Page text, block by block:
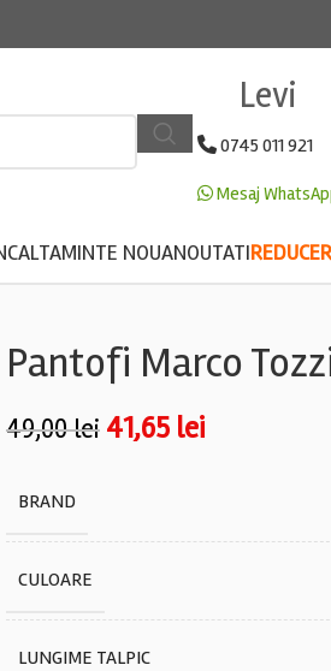
Levi
0745 011 921
Mesaj
NOUANOUTATI
Pantofi Marco
49,00lei 41,65 lei
BRAND
CULOARE
LUNGIME TALPIC